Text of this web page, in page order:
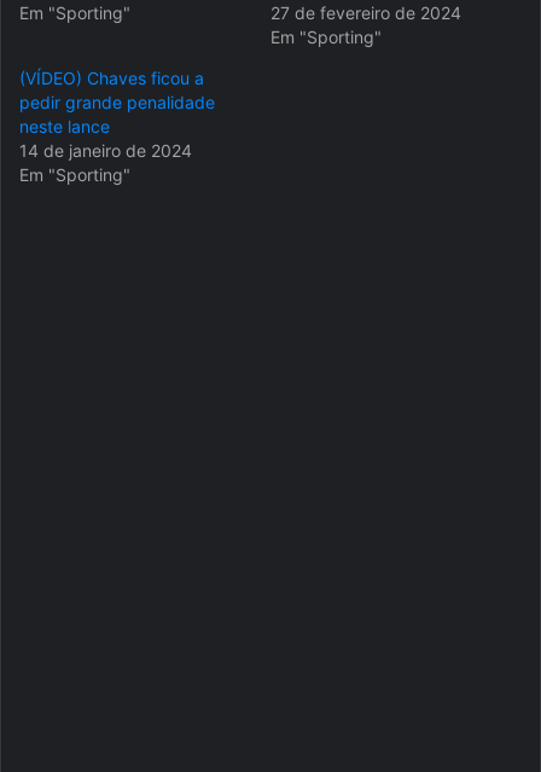
Em "Sporting"
27 de fevereiro de 2024
Em "Sporting"
(VÍDEO) Chaves ficou a
pedir grande penalidade
neste lance
14 de janeiro de 2024
Em "Sporting"